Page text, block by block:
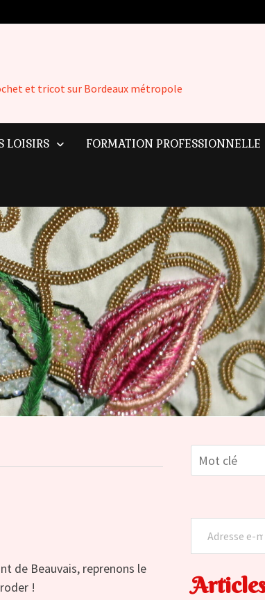
et tricot sur Bordeaux métropole
LOISIRS FORMATION PROFESSIONNELLE
de Beauvais, reprenons le
!
Adresse e-mail